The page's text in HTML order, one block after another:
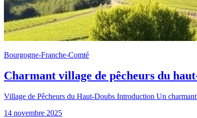
Bourgogne-Franche-Comté
Charmant village de pêcheurs du
Village de Pêcheurs du Haut-Doubs Introduction Un
14 novembre 2025